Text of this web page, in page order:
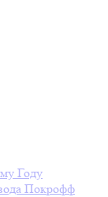
Году
Покрофф